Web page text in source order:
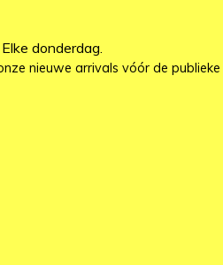
donderdag.
nieuwe arrivals vóór de publieke